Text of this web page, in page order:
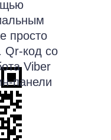
просто
Qr-код со
Viber
панели